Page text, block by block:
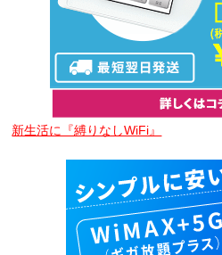
新生活に『縛りなしWiFi』